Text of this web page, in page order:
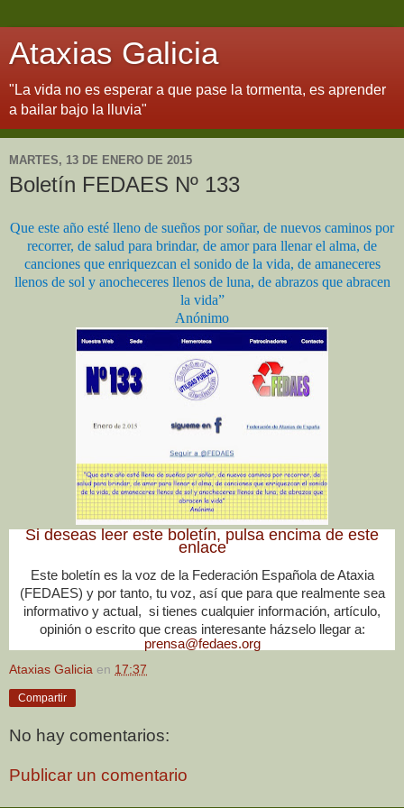
Ataxias Galicia
"La vida no es esperar a que pase la tormenta, es aprender
a bailar bajo la lluvia"
MARTES, 13 DE ENERO DE 2015
Boletín FEDAES Nº 133
Que este año esté lleno de sueños por soñar, de nuevos caminos por
recorrer, de salud para brindar, de amor para llenar el alma, de
canciones que enriquezcan el sonido de la vida, de amaneceres
llenos de sol y anocheceres llenos de luna, de abrazos que abracen
la vida”
Anónimo
Si deseas leer este boletín, pulsa encima de este
enlace
Este boletín es la voz de la Federación Española de Ataxia
(FEDAES) y por tanto, tu voz, así que para que realmente sea
informativo y actual, si tienes cualquier información, artículo,
opinión o escrito que creas interesante házselo llegar a:
prensa@fedaes.org
Ataxias Galicia en 17:37
Compartir
No hay comentarios:
Publicar un comentario